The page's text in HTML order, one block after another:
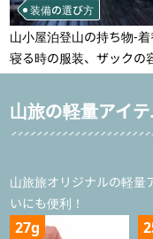
装備の選び方
山小屋泊登山の持ち物‐
寝る時の服装、ザックの
どを徹底紹介！1泊2日、
用のリスト付き
山旅の軽量アイ
山旅旅オリジナルの軽
いにも便利！
27g